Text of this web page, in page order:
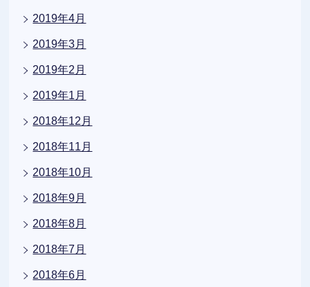
2019年4月
2019年3月
2019年2月
2019年1月
2018年12月
2018年11月
2018年10月
2018年9月
2018年8月
2018年7月
2018年6月